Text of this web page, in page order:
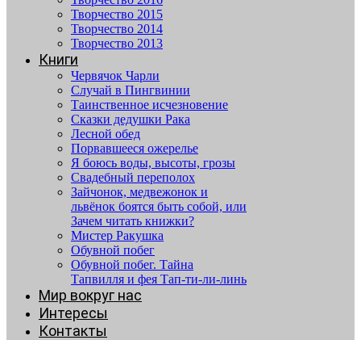
Творчество 2015
Творчество 2014
Творчество 2013
Книги
Червячок Чарли
Случай в Пингвинии
Таинственное исчезновение
Сказки дедушки Рака
Лесной обед
Порвавшееся ожерелье
Я боюсь воды, высоты, грозы
Свадебный переполох
Зайчонок, медвежонок и
львёнок боятся быть собой, или
Зачем читать книжки?
Мистер Ракушка
Обувной побег
Обувной побег. Тайна
Тапвилля и фея Тап-ти-ли-линь
Мир вокруг нас
Интересы
Контакты